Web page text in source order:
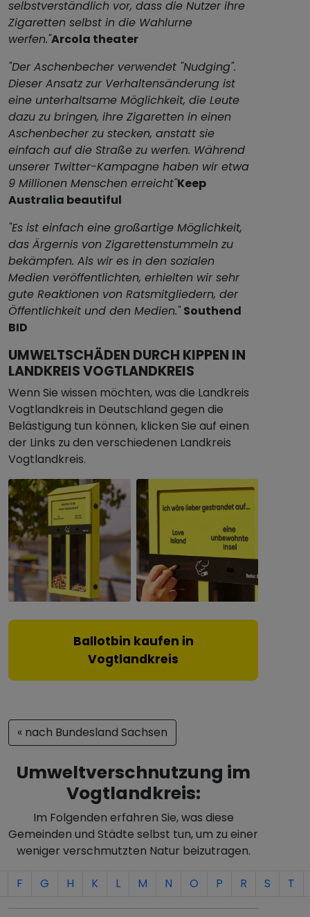
selbstverständlich vor, dass die Nutzer ihre
Zigaretten selbst in die Wahlurne
werfen."Arcola theater
"Der Aschenbecher verwendet "Nudging".
Dieser Ansatz zur Verhaltensänderung ist
eine unterhaltsame Möglichkeit, die Leute
dazu zu bringen, ihre Zigaretten in einen
Aschenbecher zu stecken, anstatt sie
einfach auf die Straße zu werfen. Während
unserer Twitter-Kampagne haben wir etwa
9 Millionen Menschen erreicht"Keep
Australia beautiful
"Es ist einfach eine großartige Möglichkeit,
das Ärgernis von Zigarettenstummeln zu
bekämpfen. Als wir es in den sozialen
Medien veröffentlichten, erhielten wir sehr
gute Reaktionen von Ratsmitgliedern, der
Öffentlichkeit und den Medien." Southend
BID
UMWELTSCHÄDEN DURCH KIPPEN IN
LANDKREIS VOGTLANDKREIS
Wenn Sie wissen möchten, was die Landkreis
Vogtlandkreis in Deutschland gegen die
Belästigung tun können, klicken Sie auf einen
der Links zu den verschiedenen Landkreis
Vogtlandkreis.
Ballotbin kaufen in
Vogtlandkreis
« nach Bundesland Sachsen
Umweltverschnutzung im
Vogtlandkreis:
Im Folgenden erfahren Sie, was diese
Gemeinden und Städte selbst tun, um zu einer
weniger verschmutzten Natur beizutragen.
F G H K L M N O P R S T